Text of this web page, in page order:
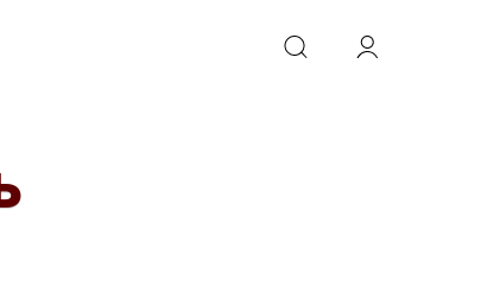
ИСКАТЬ